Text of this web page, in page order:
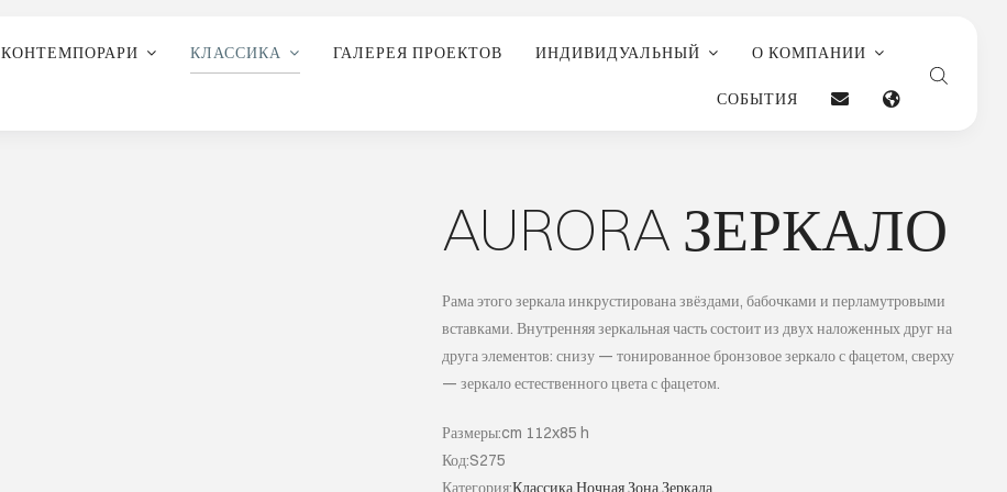
КОНТЕМПОРАРИ КЛАССИКА ГАЛЕРЕЯ ПРОЕКТОВ ИНДИВИДУАЛЬНЫЙ О КОМПАНИИ
СОБЫТИЯ
AURORA ЗЕРКАЛО
Рама этого зеркала инкрустирована звёздами, бабочками и перламутровыми
вставками. Внутренняя зеркальная часть состоит из двух наложенных друг на
друга элементов: снизу — тонированное бронзовое зеркало с фацетом, сверху
— зеркало естественного цвета с фацетом.
Размеры:cm 112x85 h
Код:S275
Категория:Классика,Ночная Зона,Зеркала